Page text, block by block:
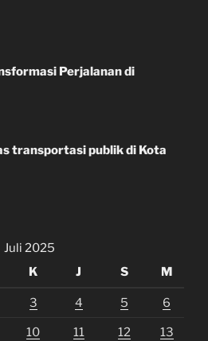
Perjalanan di
transportasi publik di Kota
Juli 2025
K J S M
3 4 5 6
10 11 12 13